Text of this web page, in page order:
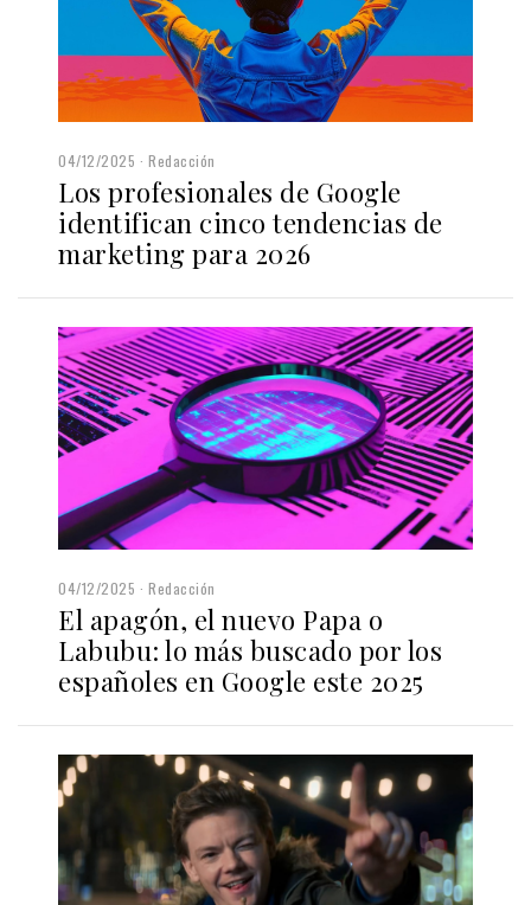
04/12/2025 Redacción
Los profesionales de Google
identifican cinco tendencias de
marketing para 2026
04/12/2025 Redacción
El apagón, el nuevo Papa o
Labubu: lo más buscado por los
españoles en Google este 2025